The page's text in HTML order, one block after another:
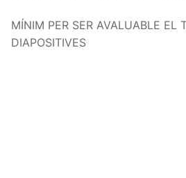
MÍNIM PER SER AVALUABLE EL
DIAPOSITIVES